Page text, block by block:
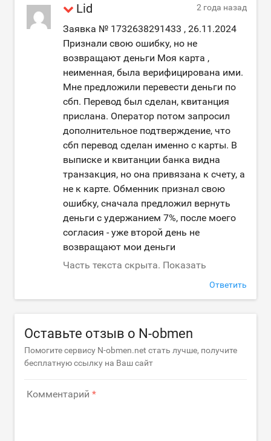
Lid 2 года назад
Заявка № 1732638291433 , 26.11.2024
Признали свою ошибку, но не
возвращают деньги Моя карта ,
неименная, была верифицирована ими.
Мне предложили перевести деньги по
сбп. Перевод был сделан, квитанция
прислана. Оператор потом запросил
дополнительное подтверждение, что
сбп перевод сделан именно с карты. В
выписке и квитанции банка видна
транзакция, но она привязана к счету, а
не к карте. Обменник признал свою
ошибку, сначала предложил вернуть
деньги с удержанием 7%, после моего
согласия - уже второй день не
возвращают мои деньги
Часть текста скрыта. Показать
Ответить
Оставьте отзыв о N-obmen
Помогите сервису N-obmen.net стать лучше, получите
бесплатную ссылку на Ваш сайт
Комментарий